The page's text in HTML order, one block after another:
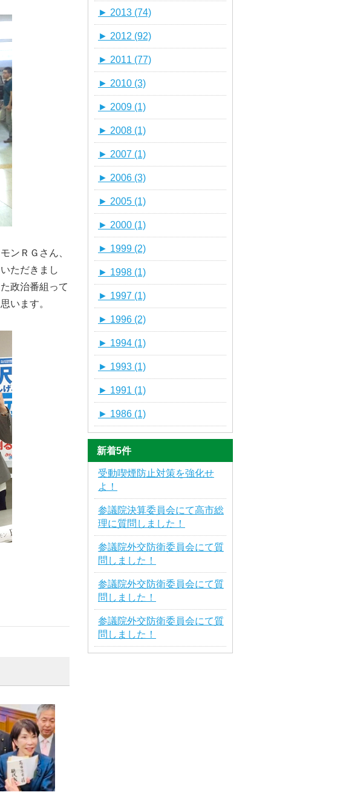
ンＲＧさん、
ただきまし
政治番組って
い ます。
► 2013 (74)
► 2012 (92)
► 2011 (77)
► 2010 (3)
► 2009 (1)
► 2008 (1)
► 2007 (1)
► 2006 (3)
► 2005 (1)
► 2000 (1)
► 1999 (2)
► 1998 (1)
► 1997 (1)
► 1996 (2)
► 1994 (1)
► 1993 (1)
► 1991 (1)
► 1986 (1)
新着5件
受動喫煙防止対策を強化せ
よ！
参議院決算委員会にて高市総
理に質問しました！
参議院外交防衛委員会にて質
問しました！
参議院外交防衛委員会にて質
問しました！
参議院外交防衛委員会にて質
問しました！